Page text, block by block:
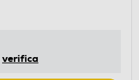
verifica